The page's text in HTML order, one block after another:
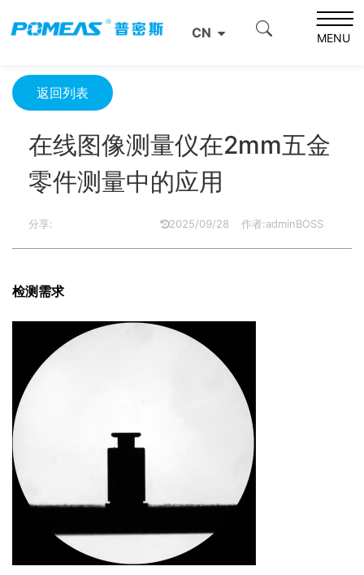
CN MENU
在线图像测量仪在2mm五金零件测量中的应用
返回列表
在线图像测量仪在2mm五金
零件测量中的应用
分享: 2025/09/28 作者:adminBOSS
检测需求